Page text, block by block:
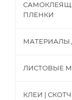
ПЛЕНКИ
МАТЕРИАЛЫ
ЛИСТОВЫЕ
КЛЕИ |